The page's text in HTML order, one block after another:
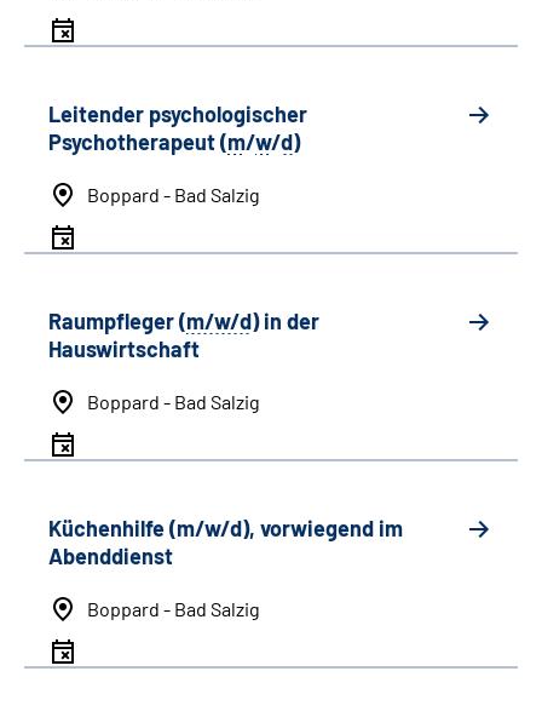
Leitender psychologischer
Psychotherapeut (m/w/d)
Boppard - Bad Salzig
Raumpfleger (m/w/d) in der
Hauswirtschaft
Boppard - Bad Salzig
Küchenhilfe (m/w/d), vorwiegend im
Abenddienst
Boppard - Bad Salzig